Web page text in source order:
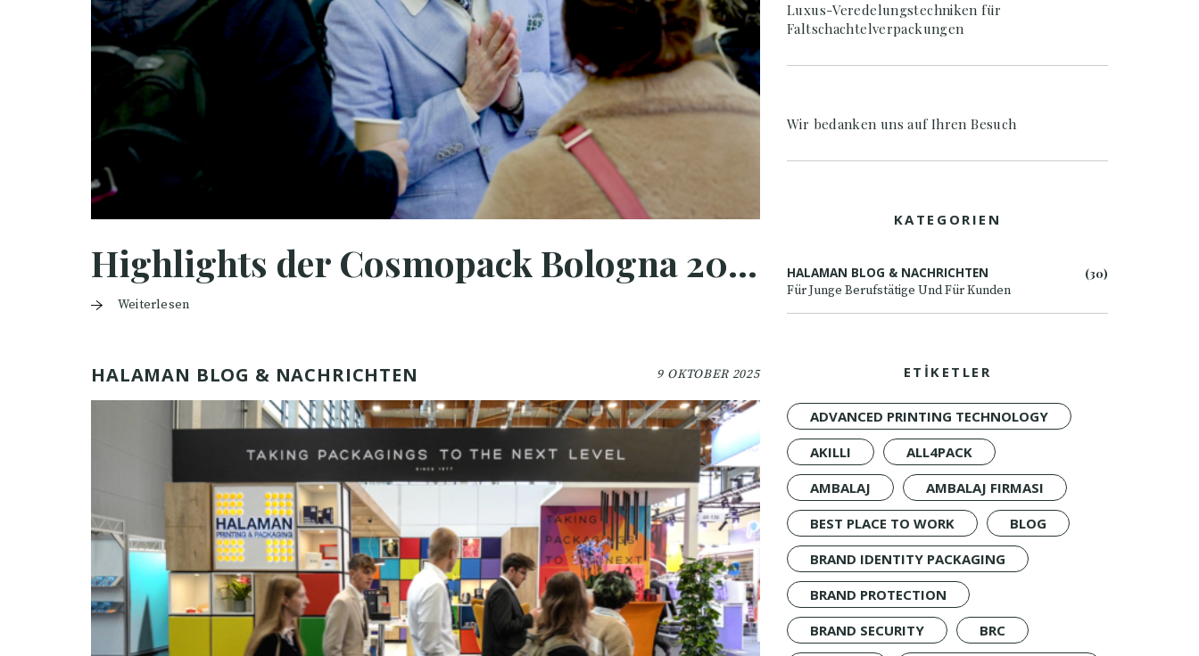
Highlights der Cosmopack Bologna 2026
Weiterlesen
HALAMAN BLOG & NACHRICHTEN 9 OKTOBER 2025
Luxus-Veredelungstechniken für
Faltschachtelverpackungen
Wir bedanken uns auf Ihren Besuch
KATEGORIEN
HALAMAN BLOG & NACHRICHTEN
Für Junge Berufstätige Und Für Kunden
(30)
ETİKETLER
ADVANCED PRINTING TECHNOLOGY
AKILLI
ALL4PACK
AMBALAJ
AMBALAJ FIRMASI
BEST PLACE TO WORK
BLOG
BRAND IDENTITY PACKAGING
BRAND PROTECTION
BRAND SECURITY
BRC